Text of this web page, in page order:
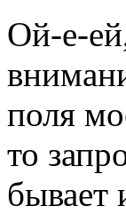
Ой-е-
поля
то
бывает